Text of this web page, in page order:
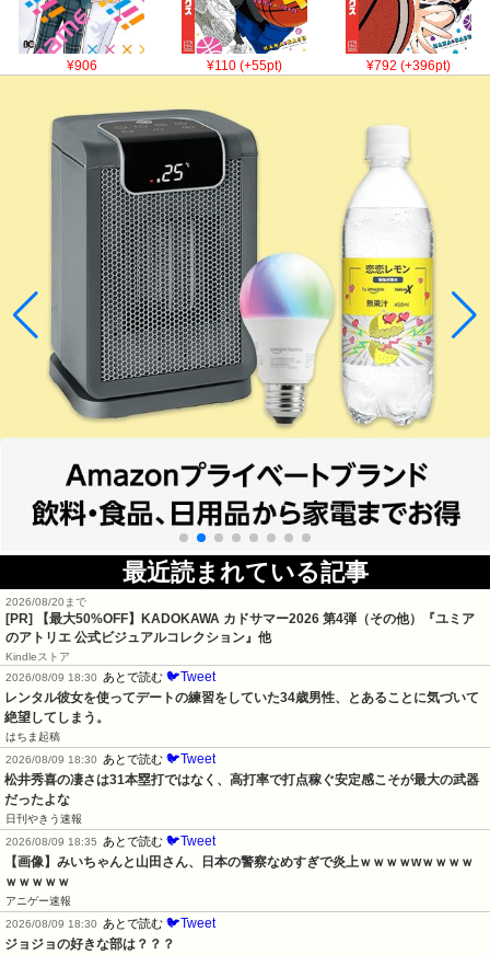
¥906 ¥110 (+55pt) ¥792 (+396pt)
最近読まれている記事
2026/08/20まで
[PR]
【最大50%OFF】KADOKAWA カドサマー2026 第4弾（その他）『ユミア
のアトリエ 公式ビジュアルコレクション』他
Kindleストア
2026/08/09 18:30
あとで読む 🐦Tweet
レンタル彼女を使ってデートの練習をしていた34歳男性、とあることに気づいて
絶望してしまう。
はちま起稿
2026/08/09 18:30
あとで読む 🐦Tweet
松井秀喜の凄さは31本塁打ではなく、高打率で打点稼ぐ安定感こそが最大の武器
だったよな
日刊やきう速報
2026/08/09 18:35
あとで読む 🐦Tweet
【画像】みいちゃんと山田さん、日本の警察なめすぎで炎上ｗｗｗｗwｗｗｗｗ
ｗｗｗｗｗ
アニゲー速報
2026/08/09 18:30
あとで読む 🐦Tweet
ジョジョの好きな部は？？？